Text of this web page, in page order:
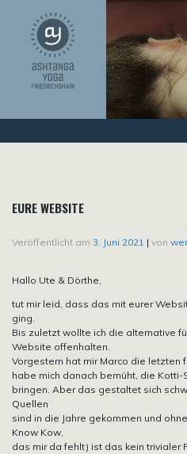
springen
EURE WEBSITE
Veröffentlicht am 3. Juni 2021 | von
Hallo Ute & Dörthe,
tut mir leid, dass das mit eurer
ging.
Bis zuletzt wollte ich die alternative
Website offenhalten.
Vorgestern hat mir Marco die letzten
habe mich danach bemüht, die
bringen. Aber das gestaltet sich
Quellen
sind in die Jahre gekommen und
Know Kow,
das mir da fehlt) ist das kein trivialer